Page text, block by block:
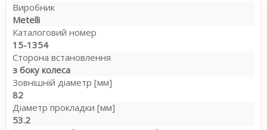
Виробник
Metelli
Каталоговий номер
15-1354
Сторона встановлення
з боку колеса
Зовнішній діаметр [мм]
82
Діаметр прокладки [мм]
53.2